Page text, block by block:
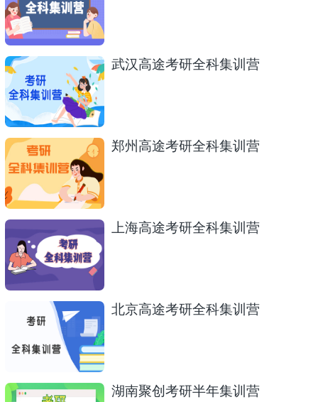
武汉高途考研全科集训营
郑州高途考研全科集训营
上海高途考研全科集训营
北京高途考研全科集训营
湖南聚创考研半年集训营